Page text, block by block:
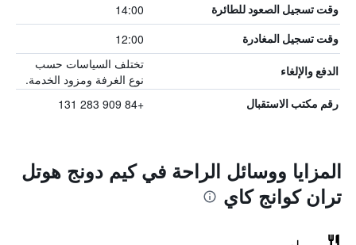
وقت تسجيل الصعود للطائرة 14:00
وقت تسجيل المغادرة 12:00
الدفع والإلغاء
تختلف السياسات حسب
نوع الغرفة ومزود الخدمة.
رقم مكتب الاستقبال +84 909 283 131
المزايا ووسائل الراحة في كيم دونج هوتل
تران كوانج كاي